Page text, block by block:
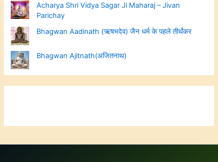
Acharya Shri Vidya Sagar Ji Maharaj – Jivan
Parichay
Bhagwan Aadinath (ऋषभदेव) जैन धर्म के पहले तीर्थंकर
Bhagwan Ajitnath(अजितनाथ)